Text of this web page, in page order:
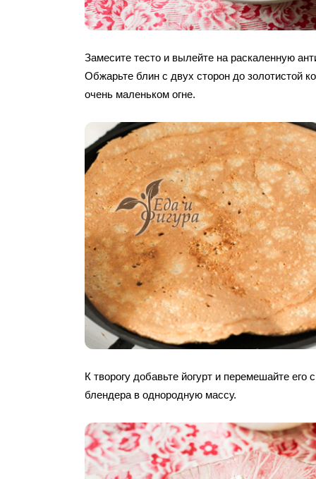
Замесите тесто и вылейте на раскаленную
Обжарьте блин с двух сторон до золотистой
очень маленьком огне.
К творогу добавьте йогурт и перемешайте
блендера в однородную массу.